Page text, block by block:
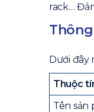
rack…
Dưới đây
Thuộc
Tên sản